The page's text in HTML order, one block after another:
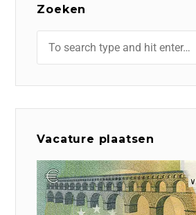
Zoeken
Vacature plaatsen